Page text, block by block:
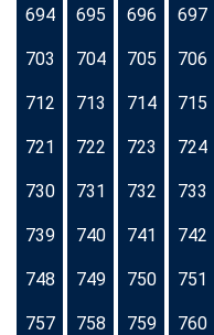
694 695 696 697
703 704 705 706
712 713 714 715
721 722 723 724
730 731 732 733
739 740 741 742
748 749 750 751
757 758 759 760